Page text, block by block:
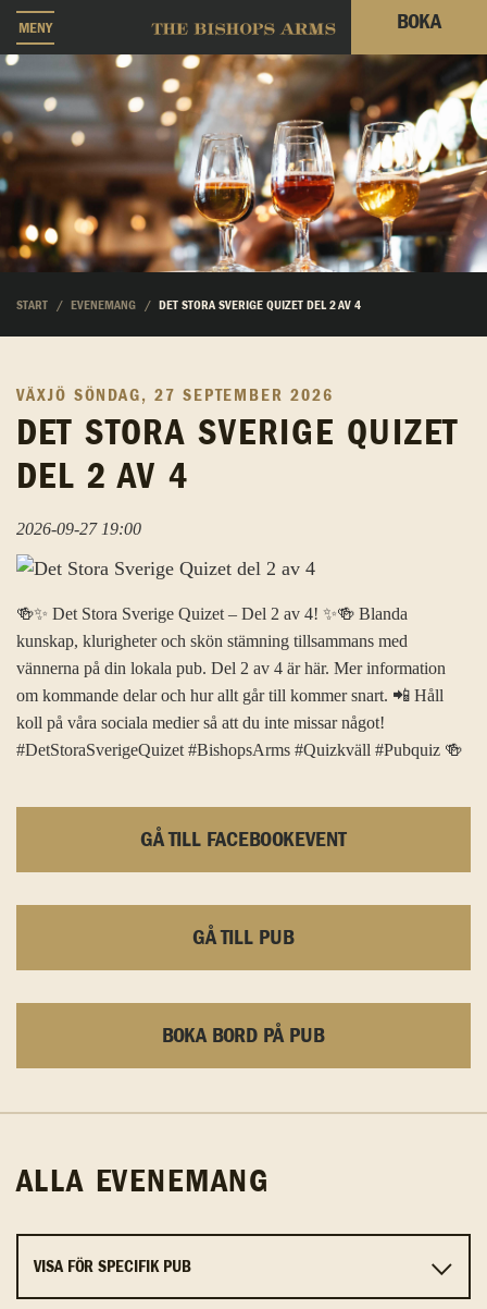
MENY BOKA
START EVENEMANG DET STORA SVERIGE QUIZET DEL 2 AV 4
VÄXJÖ SÖNDAG, 27 SEPTEMBER 2026
DET STORA SVERIGE QUIZET
DEL 2 AV 4
2026-09-27 19:00
🍻✨ Det Stora Sverige Quizet – Del 2 av 4! ✨🍻 Blanda
kunskap, klurigheter och skön stämning tillsammans med
vännerna på din lokala pub. Del 2 av 4 är här. Mer information
om kommande delar och hur allt går till kommer snart. 📲 Håll
koll på våra sociala medier så att du inte missar något!
#DetStoraSverigeQuizet #BishopsArms #Quizkväll #Pubquiz 🍻
GÅ TILL FACEBOOKEVENT
GÅ TILL PUB
BOKA BORD PÅ PUB
ALLA EVENEMANG